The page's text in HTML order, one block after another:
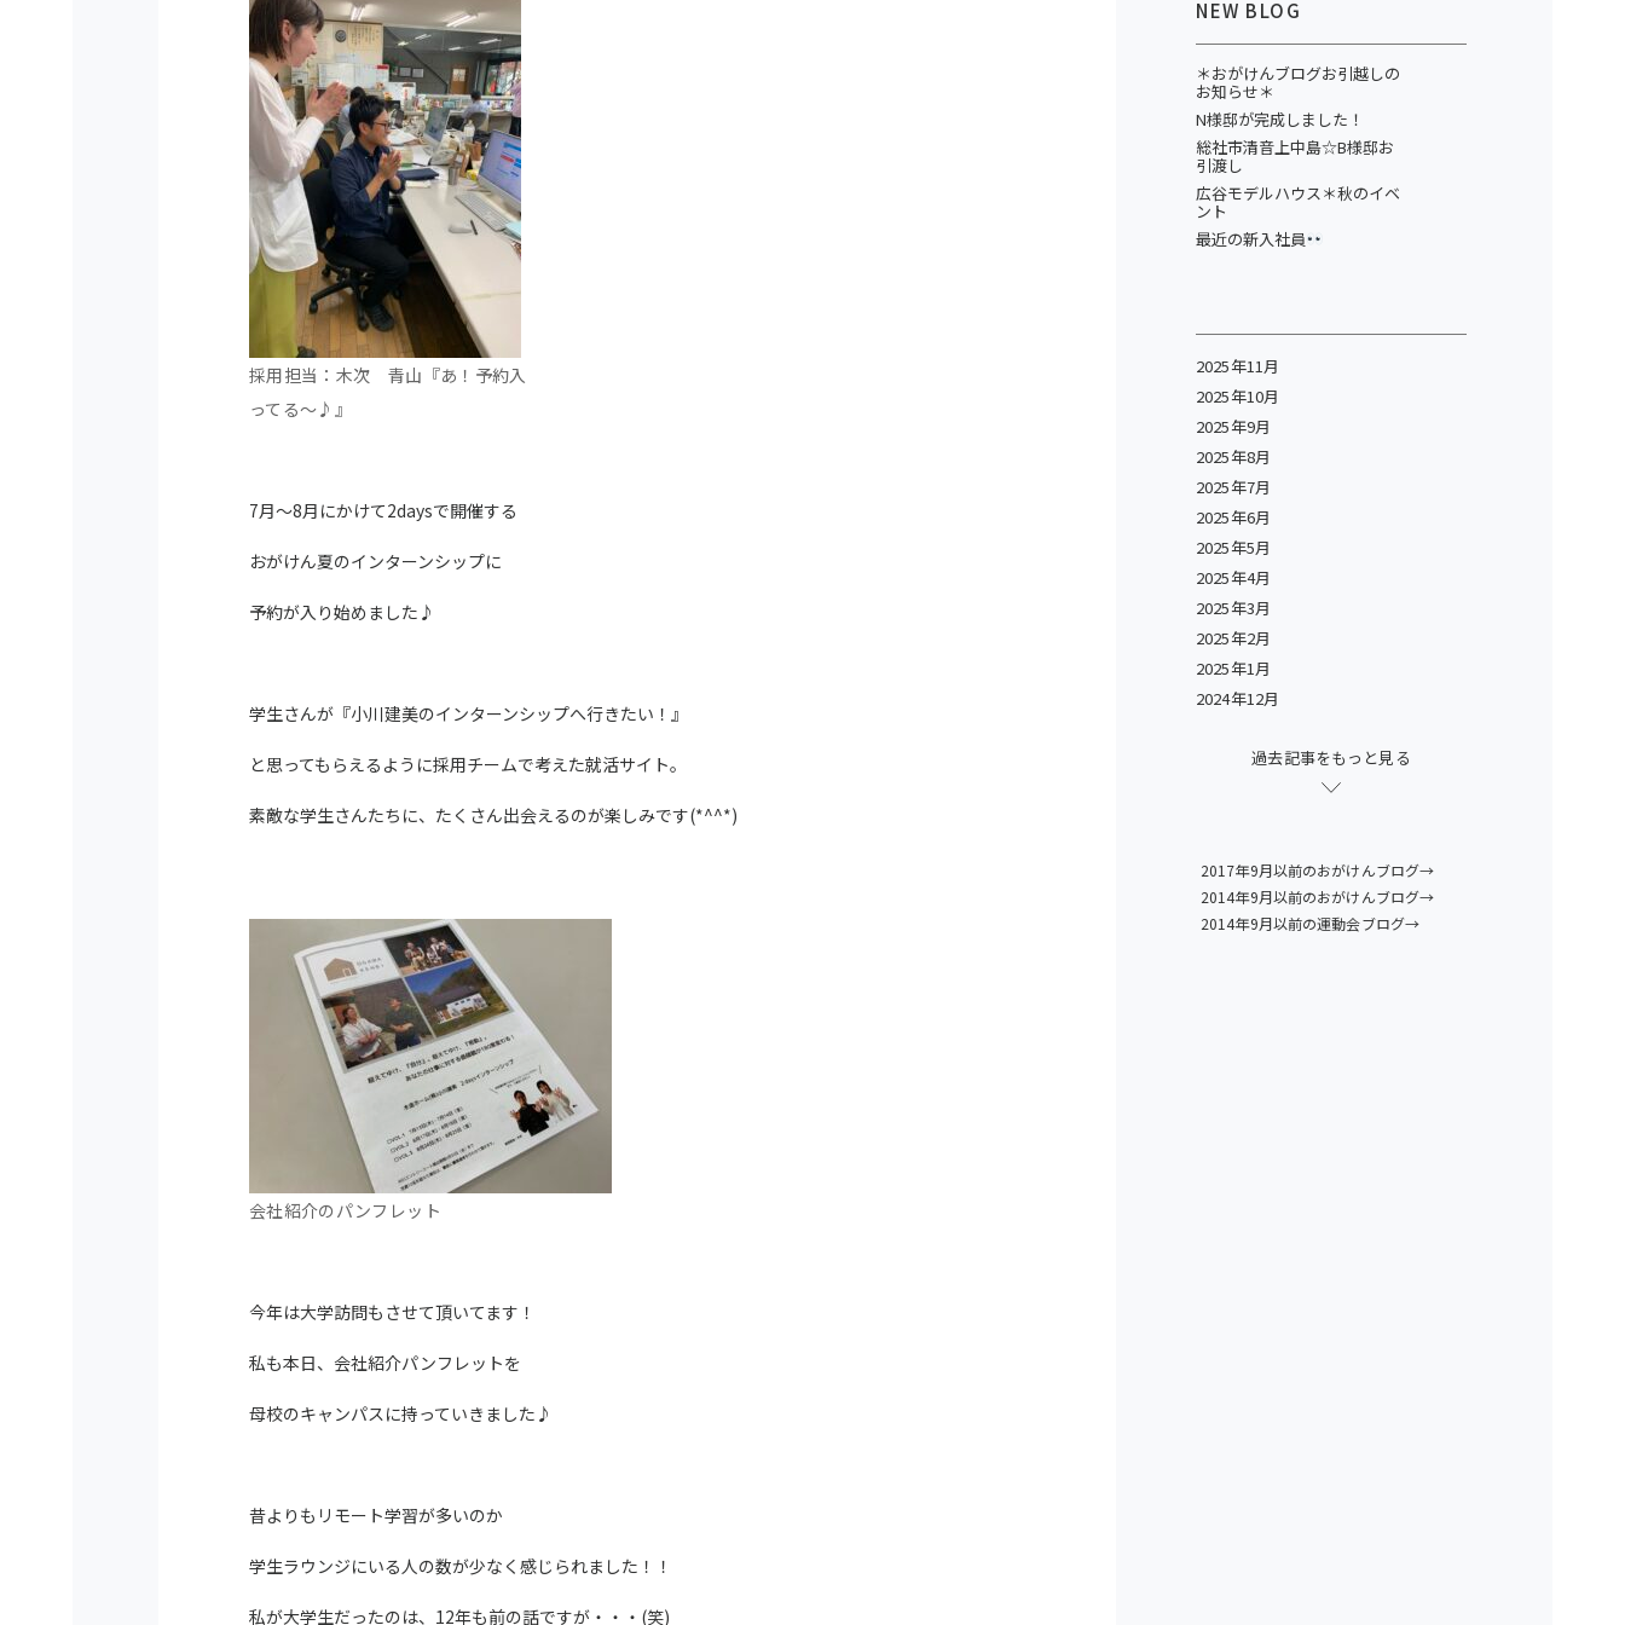
採用担当：木次 青山『あ！予約入
ってる～♪』
7月～8月にかけて2daysで開催する
おがけん夏のインターンシップに
予約が入り始めました♪
学生さんが『小川建美のインターンシップへ行きたい！』
と思ってもらえるように採用チームで考えた就活サイト。
素敵な学生さんたちに、たくさん出会えるのが楽しみです(*^^*)
会社紹介のパンフレット
今年は大学訪問もさせて頂いてます！
私も本日、会社紹介パンフレットを
母校のキャンパスに持っていきました♪
昔よりもリモート学習が多いのか
学生ラウンジにいる人の数が少なく感じられました！！
私が大学生だったのは、12年も前の話ですが・・・(笑)
NEW BLOG
＊おがけんブログお引越しの
お知らせ＊
N様邸が完成しました！
総社市清音上中島☆B様邸お
引渡し
広谷モデルハウス＊秋のイベ
ント
最近の新入社員
2025年11月
2025年10月
2025年9月
2025年8月
2025年7月
2025年6月
2025年5月
2025年4月
2025年3月
2025年2月
2025年1月
2024年12月
過去記事をもっと見る
2017年9月以前のおがけんブログ→
2014年9月以前のおがけんブログ→
2014年9月以前の運動会ブログ→